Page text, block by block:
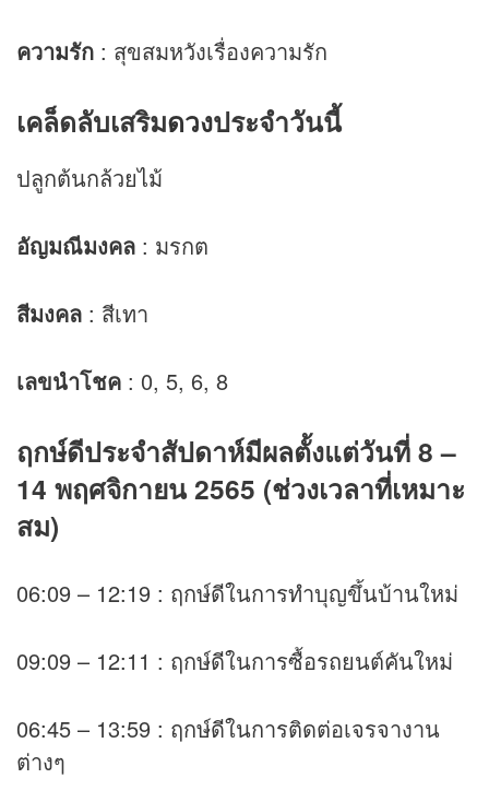
ความรัก : สุขสมหวังเรื่องความรัก
เคล็ดลับเสริมดวงประจำวันนี้
ปลูกต้นกล้วยไม้
อัญมณีมงคล : มรกต
สีมงคล : สีเทา
เลขนำโชค : 0, 5, 6, 8
ฤกษ์ดีประจำสัปดาห์มีผลตั้งแต่วันที่ 8 –
14 พฤศจิกายน 2565 (ช่วงเวลาที่เหมาะ
สม)
06:09 – 12:19 : ฤกษ์ดีในการทำบุญขึ้นบ้านใหม่
09:09 – 12:11 : ฤกษ์ดีในการซื้อรถยนต์คันใหม่
06:45 – 13:59 : ฤกษ์ดีในการติดต่อเจรจางาน
ต่างๆ